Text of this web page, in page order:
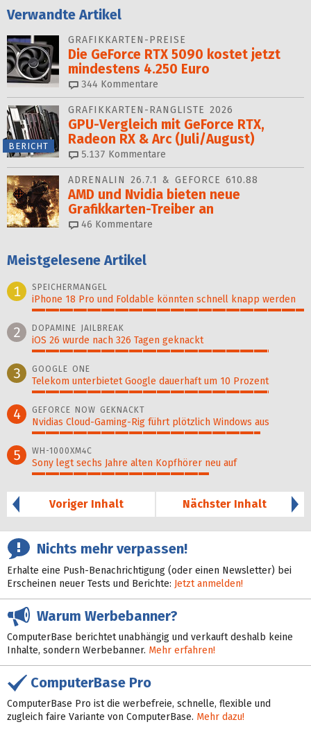
Verwandte Artikel
GRAFIKKARTEN-PREISE
Die GeForce RTX 5090 kostet jetzt
mindestens 4.250 Euro
344 Kommentare
BERICHT
GRAFIKKARTEN-RANGLISTE 2026
GPU-Vergleich mit GeForce RTX,
Radeon RX & Arc (Juli/August)
5.137 Kommentare
ADRENALIN 26.7.1 & GEFORCE 610.88
AMD und Nvidia bieten neue
Grafikkarten-Treiber an
46 Kommentare
Meistgelesene Artikel
1
SPEICHERMANGEL
iPhone 18 Pro und Foldable könnten schnell knapp werden
2 DOPAMINE JAILBREAK
iOS 26 wurde nach 326 Tagen geknackt
3 GOOGLE ONE
Telekom unterbietet Google dauerhaft um 10 Prozent
4 GEFORCE NOW GEKNACKT
Nvidias Cloud-Gaming-Rig führt plötzlich Windows aus
5 WH-1000XM4C
Sony legt sechs Jahre alten Kopfhörer neu auf
Voriger Inhalt
Nächster Inhalt
Nichts mehr verpassen!
Erhalte eine Push-Benachrichtigung (oder einen Newsletter) bei
Erscheinen neuer Tests und Berichte: Jetzt anmelden!
Warum Werbebanner?
ComputerBase berichtet unabhängig und verkauft deshalb keine
Inhalte, sondern Werbebanner. Mehr erfahren!
ComputerBase Pro
ComputerBase Pro ist die werbefreie, schnelle, flexible und
zugleich faire Variante von ComputerBase. Mehr dazu!